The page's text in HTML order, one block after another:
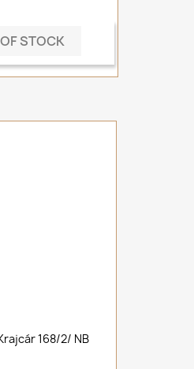
STOCK
168/2/ NB